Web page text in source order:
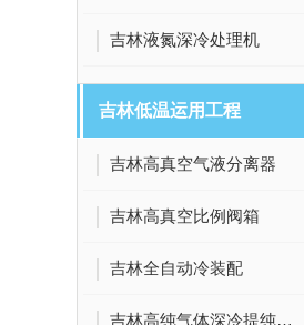
吉林液氮深冷处理机
吉林低温运用工程
吉林高真空气液分离器
吉林高真空比例阀箱
吉林全自动冷装配
吉林高纯气体深冷提纯设备